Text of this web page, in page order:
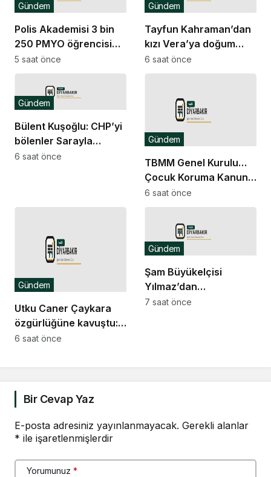
Polis Akademisi 3 bin
250 PMYO öğrencisi
alacak
Gündem
5 saat önce
Tayfun Kahraman’dan
kızı Vera’ya doğum
günü mesajı
Gündem
6 saat önce
Bülent Kuşoğlu: CHP’yi
bölenler Sarayla
çalışıyordur
Gündem
6 saat önce
TBMM Genel Kurulu…
Çocuk Koruma Kanunu
Teklifi’ne muhalefetten
“cezalandırma odaklı”
eleştiri
Gündem
6 saat önce
Utku Caner Çaykara
özgürlüğüne kavuştu:
Ardımızda
kavuşmalarını
diliyorum
Gündem
6 saat önce
Şam Büyükelçisi
Yılmaz’dan
Ceramana’daki
Gündem
7 saat önce
Bir Cevap Yaz
E-posta adresiniz yayınlanmayacak. Gerekli alanlar
* ile işaretlenmişlerdir
Yorumunuz *